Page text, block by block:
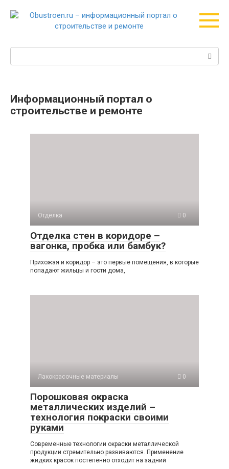
Поиск:
Информационный портал о
строительстве и ремонте
Отделка 0
Отделка стен в коридоре –
вагонка, пробка или бамбук?
Прихожая и коридор – это первые помещения, в которые
попадают жильцы и гости дома,
Лакокрасочные материалы 0
Порошковая окраска
металлических изделий –
технология покраски своими
руками
Современные технологии окраски металлической
продукции стремительно развиваются. Применение
жидких красок постепенно отходит на задний